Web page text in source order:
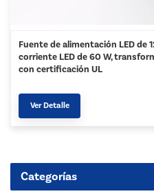
Fuente de alimentación LED de
corriente LED de 60 W,
con certificación UL
Ver Detalle
Categorías